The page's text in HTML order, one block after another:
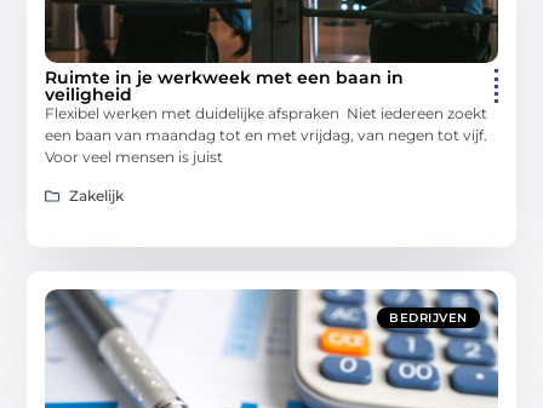
Ruimte in je werkweek met een baan in
veiligheid
Flexibel werken met duidelijke afspraken Niet iedereen zoekt
een baan van maandag tot en met vrijdag, van negen tot vijf.
Voor veel mensen is juist
Zakelijk
BEDRIJVEN